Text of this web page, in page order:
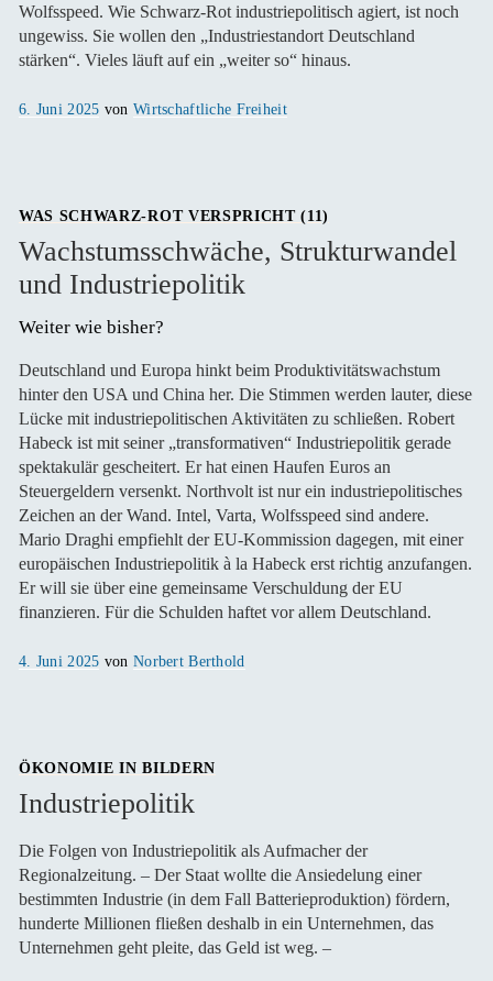
Wolfsspeed. Wie Schwarz-Rot industriepolitisch agiert, ist noch
ungewiss. Sie wollen den „Industriestandort Deutschland
stärken“. Vieles läuft auf ein „weiter so“ hinaus.
Veröffentlicht
6. Juni 2025 von Wirtschaftliche Freiheit
WAS SCHWARZ-ROT VERSPRICHT (11)
Wachstumsschwäche, Strukturwandel
und Industriepolitik
Weiter wie bisher?
Deutschland und Europa hinkt beim Produktivitätswachstum
hinter den USA und China her. Die Stimmen werden lauter, diese
Lücke mit industriepolitischen Aktivitäten zu schließen. Robert
Habeck ist mit seiner „transformativen“ Industriepolitik gerade
spektakulär gescheitert. Er hat einen Haufen Euros an
Steuergeldern versenkt. Northvolt ist nur ein industriepolitisches
Zeichen an der Wand. Intel, Varta, Wolfsspeed sind andere.
Mario Draghi empfiehlt der EU-Kommission dagegen, mit einer
europäischen Industriepolitik à la Habeck erst richtig anzufangen.
Er will sie über eine gemeinsame Verschuldung der EU
finanzieren. Für die Schulden haftet vor allem Deutschland.
Veröffentlicht
4. Juni 2025 von Norbert Berthold
ÖKONOMIE IN BILDERN
Industriepolitik
Die Folgen von Industriepolitik als Aufmacher der
Regionalzeitung. – Der Staat wollte die Ansiedelung einer
bestimmten Industrie (in dem Fall Batterieproduktion) fördern,
hunderte Millionen fließen deshalb in ein Unternehmen, das
Unternehmen geht pleite, das Geld ist weg. –